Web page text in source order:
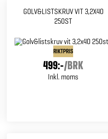
GOLV&LISTSKRUV VIT 3,2X40
250ST
RIKTPRIS
499:-/BRK
Inkl. moms